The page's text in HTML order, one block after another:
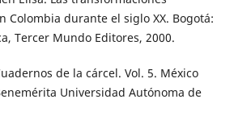
Colombia durante el siglo XX. Bogotá:
Tercer Mundo Editores, 2000.
de la cárcel. Vol. 5. México
Universidad Autónoma de